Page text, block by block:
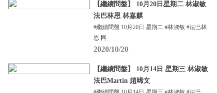
【繼續問盤】 10月20日星期二 林淑敏
法巴林恩 林嘉麒
#繼續問盤 10月20日 星期二 #林淑敏 #法巴林
恩 同
2020/10/20
【繼續問盤】 10月14日 星期三 林淑敏
法巴Martin 趙晞文